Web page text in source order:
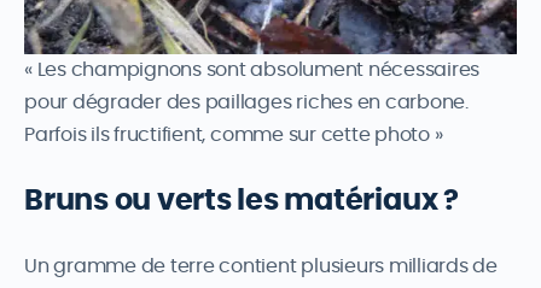
« Les champignons sont absolument nécessaires
pour dégrader des paillages riches en carbone.
Parfois ils fructifient, comme sur cette photo »
Bruns ou verts les matériaux ?
Un gramme de terre contient plusieurs milliards de